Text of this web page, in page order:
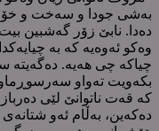
بەشی جودا و سەخت و
دەدا. نابێ زۆر گەشبین
وەکو ئەوەیە کە بە
چیاکە چی هەیە. دەگەیتە
بکەویت تەواو
کە قەت ناتوانێ لێی
دەکەین، بەڵام ئەو